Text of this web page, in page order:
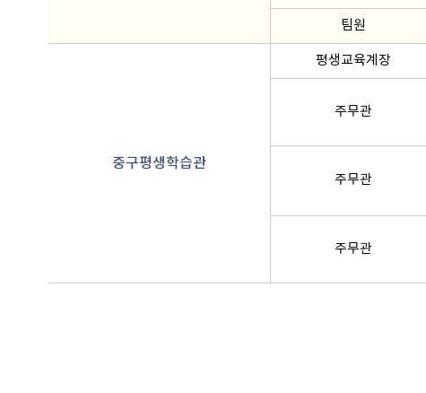
팀원
중구평생학습관
평생교육계장
주무관
주무관
주무관